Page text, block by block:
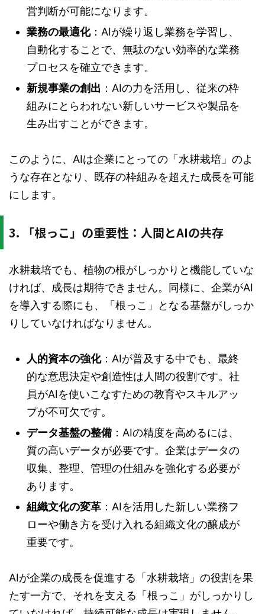
営判断が可能になります。
業務の最適化：AIが繰り返し業務を学習し、
自動化することで、無駄のない効率的な業務
プロセスを確立できます。
新規事業の創出 ：AIの力を活用し、従来の枠
組みにとらわれない新しいサービスや製品を
生み出すことができます。
このように、AIは企業にとっての「水耕栽培」のよ
うな存在となり、既存の枠組みを超えた成長を可能
にします。
3. 「根っこ」の重要性：人間とAIの共存
水耕栽培でも、植物の根がしっかりと機能していな
ければ、成長は期待できません。同様に、企業がAI
を導入する際にも、「根っこ」となる基盤がしっか
りしていなければなりません。
人的資本の強化：AIが普及する中でも、最終
的な意思決定や創造性は人間の役割です。社
員がAIを使いこなすための教育やスキルアッ
プが不可欠です。
データ基盤の整備：AIの精度を高めるには、
質の高いデータが必要です。企業はデータの
収集、整理、管理の仕組みを強化する必要が
あります。
組織文化の変革 ：AIを活用した新しい業務フ
ローや働き方を受け入れる組織文化の醸成が
重要です。
AIが企業の成長を促進する「水耕栽培」の役割を果
たす一方で、それを支える「根っこ」がしっかりし